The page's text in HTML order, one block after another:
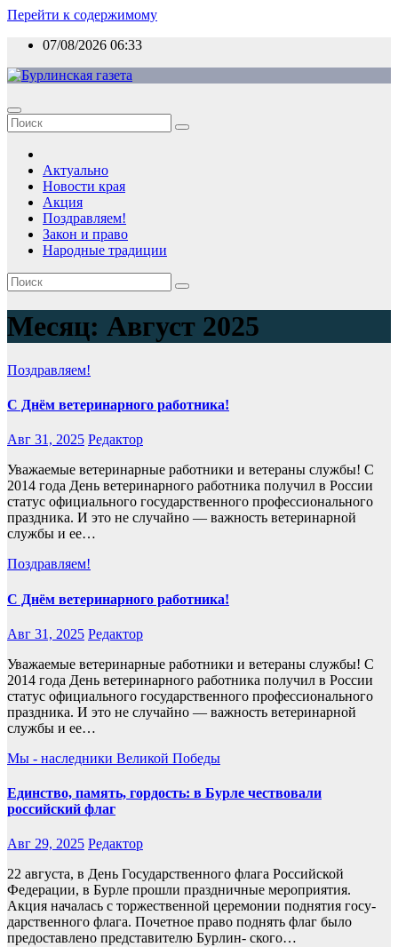
Перейти к содержимому
07/08/2026 06:33
Актуально
Новости края
Акция
Поздравляем!
Закон и право
Народные традиции
Месяц: Август 2025
Поздравляем!
С Днём ветеринарного работника!
Авг 31, 2025 Редактор
Уважаемые ветеринарные работники и ветераны службы! С
2014 года День ветеринарного работника получил в России
статус официального государственного профессионального
праздника. И это не случайно — важность ветеринарной
службы и ее…
Поздравляем!
С Днём ветеринарного работника!
Авг 31, 2025 Редактор
Уважаемые ветеринарные работники и ветераны службы! С
2014 года День ветеринарного работника получил в России
статус официального государственного профессионального
праздника. И это не случайно — важность ветеринарной
службы и ее…
Мы - наследники Великой Победы
Единство, память, гордость: в Бурле чествовали
российский флаг
Авг 29, 2025 Редактор
22 августа, в День Государственного флага Российской
Федерации, в Бурле прошли праздничные мероприятия.
Акция началась с торжествен­ной церемонии поднятия госу­
дарственного флага. Почетное право поднять флаг было
предо­ставлено представителю Бурлин- ского…